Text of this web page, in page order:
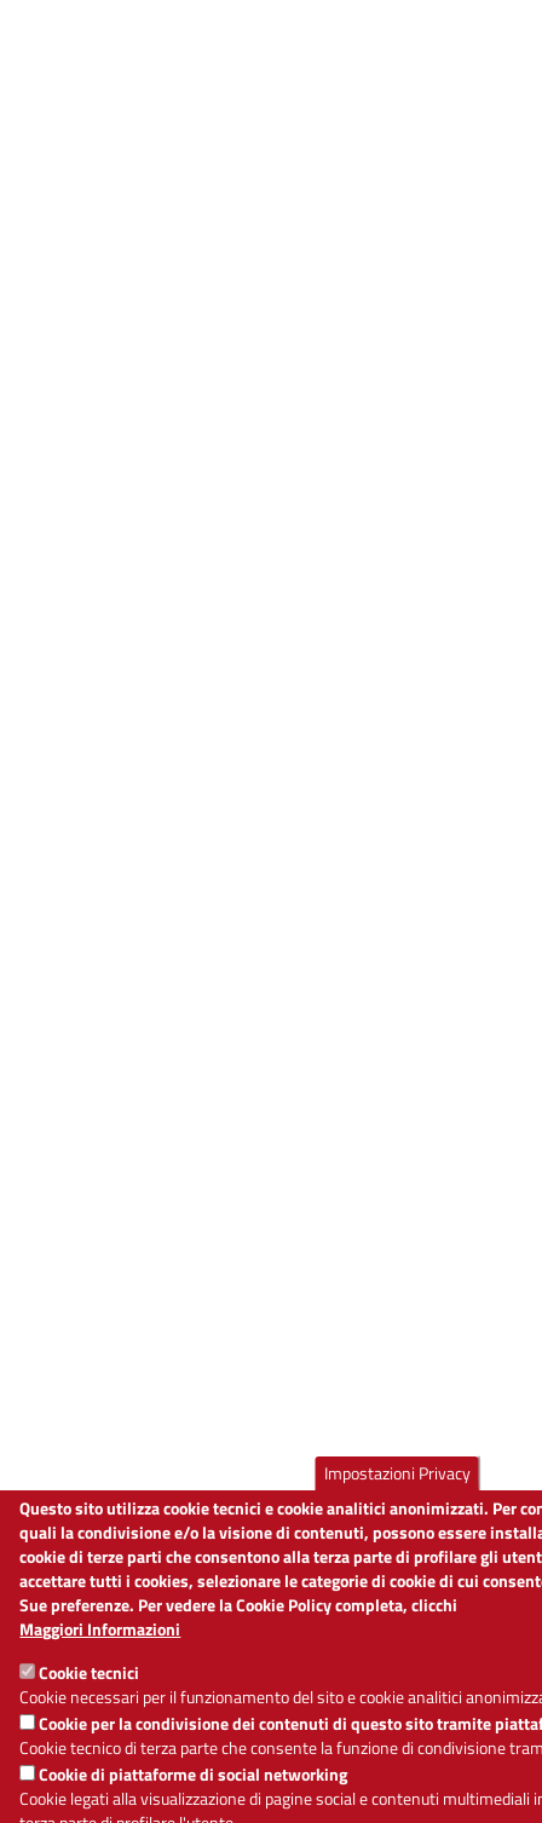
Impostazioni Privacy
Questo sito utilizza cookie tecnici e cookie analitici anonimizzati. Per
quali la condivisione e/o la visione di contenuti, possono essere
cookie di terze parti che consentono alla terza parte di profilare gli
accettare tutti i cookies, selezionare le categorie di cookie di cui
Sue preferenze. Per vedere la Cookie Policy completa, clicchi
Maggiori Informazioni
Cookie tecnici
Cookie necessari per il funzionamento del sito e cookie analitici
Cookie per la condivisione dei contenuti di questo sito tramite
Cookie tecnico di terza parte che consente la funzione di condivisione
Cookie di piattaforme di social networking
Cookie legati alla visualizzazione di pagine social e contenuti multimediali